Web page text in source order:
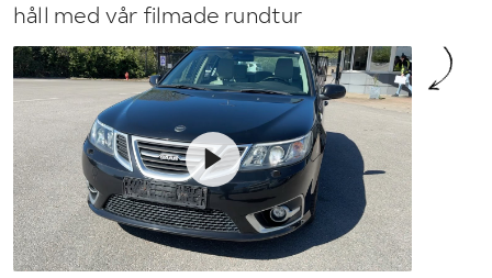
håll med vår filmade rundtur